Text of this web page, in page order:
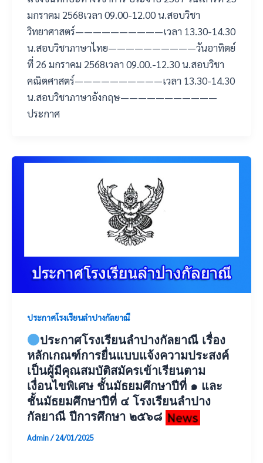
มกราคม 2568เวลา 09.00-12.00 น.สอบวิชา
วิทยาศาสตร์——————————เวลา 13.30-14.30
น.สอบวิชาภาษาไทย——————————วันอาทิตย์
ที่ 26 มกราคม 2568เวลา 09.00.-12.30 น.สอบวิชา
คณิตศาสตร์——————————เวลา 13.30-14.30
น.สอบวิชาภาษาอังกฤษ———————————
ประกาศ
ประกาศโรงเรียนลำปางกัลยาณี
ประกาศโรงเรียนลำปางกัลยาณี เรื่อง
หลักเกณฑ์การยื่นแบบแจ้งความประสงค์
เป็นผู้มีคุณสมบัติสมัครเข้าเรียนตาม
เงื่อนไขพิเศษ ชั้นมัธยมศึกษาปีที่ ๑ และ
ชั้นมัธยมศึกษาปีที่ ๔ โรงเรียนลำปาง
กัลยาณี ปีการศึกษา ๒๕๖๘
Admin/24/01/2025